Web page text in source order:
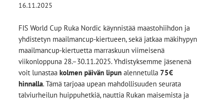
16.11.2025
FIS World Cup Ruka Nordic käynnistää maastohiihdon ja
yhdistetyn maailmancup-kiertueen, sekä jatkaa mäkihypyn
maailmancup-kiertuetta marraskuun viimeisenä
viikonloppuna 28.–30.11.2025. Yhdistyksemme jäsenenä
voit lunastaa kolmen päivän lipun alennetulla75€
hinnalla. Tämä tarjoaa upean mahdollisuuden seurata
talviurheilun huippuhetkiä, nauttia Rukan maisemista ja